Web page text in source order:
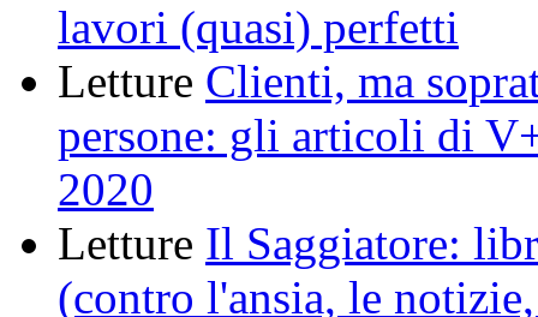
lavori (quasi) perfetti
Letture Clienti, ma
persone: gli articoli di
2020
Letture Il Saggiatore:
(contro l'ansia, le